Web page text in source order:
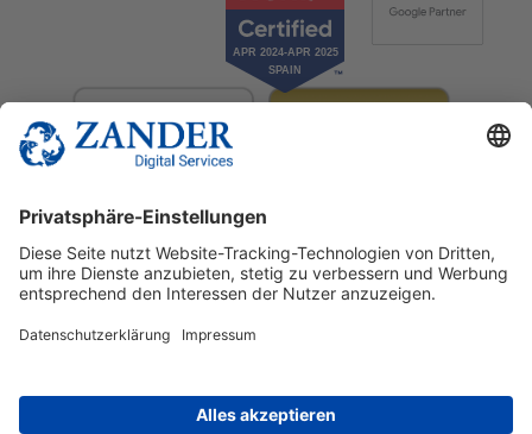
© 2025 Zander Digital Services Deutschland GmbH